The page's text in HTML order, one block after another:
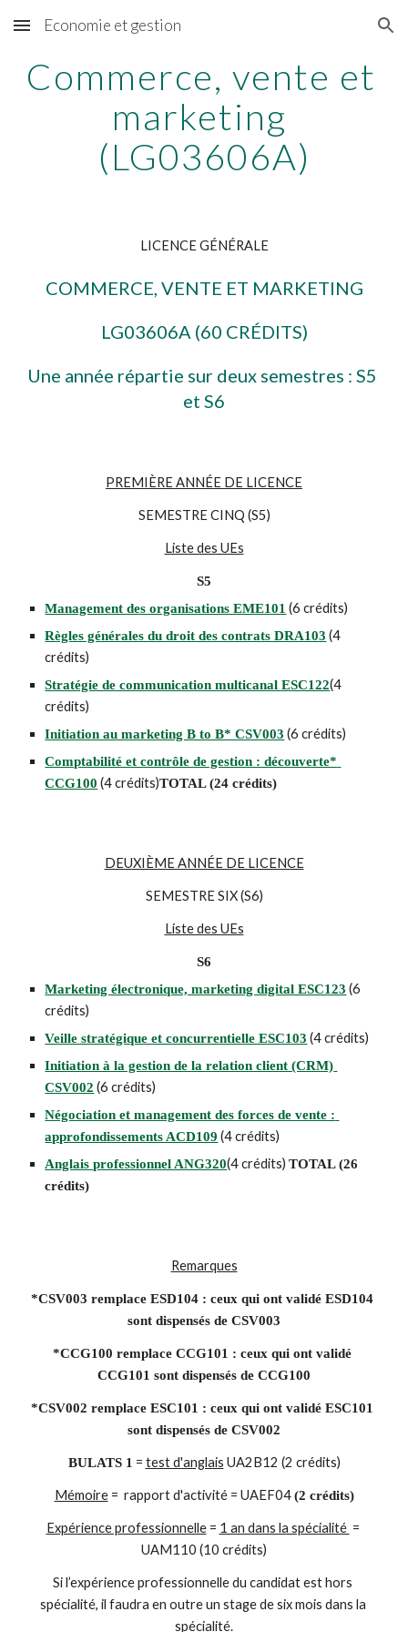
Skip to main content Skip to navigation
Economie et gestion
Commerce, vente et
marketing
(LG03606A)
LICENCE GÉNÉRALE
COMMERCE, VENTE ET MARKETING
LG03606A (60 CRÉDITS)
Une année répartie sur deux semestres : S5
et S6
PREMIÈRE ANNÉE DE LICENCE
SEMESTRE CINQ (S5)
Liste des UEs
S5
Management des organisations EME101 (6 crédits)
Règles générales du droit des contrats DRA103 (4
crédits)
Stratégie de communication multicanal ESC122(4
crédits)
Initiation au marketing B to B* CSV003 (6 crédits)
Comptabilité et contrôle de gestion : découverte*
CCG100 (4 crédits)TOTAL (24 crédits)
DEUXIÈME ANNÉE DE LICENCE
SEMESTRE SIX (S6)
Liste des UEs
S6
Marketing électronique, marketing digital ESC123 (6
crédits)
Veille stratégique et concurrentielle ESC103 (4 crédits)
Initiation à la gestion de la relation client (CRM)
CSV002 (6 crédits)
Négociation et management des forces de vente :
approfondissements ACD109 (4 crédits)
Anglais professionnel ANG320(4 crédits) TOTAL (26
crédits)
Remarques
*CSV003 remplace ESD104 : ceux qui ont validé ESD104
sont dispensés de CSV003
*CCG100 remplace CCG101 : ceux qui ont validé
CCG101 sont dispensés de CCG100
*CSV002 remplace ESC101 : ceux qui ont validé ESC101
sont dispensés de CSV002
BULATS 1 = test d'anglais UA2B12 (2 crédits)
Mémoire =  rapport d'activité = UAEF04 (2 crédits)
Expérience professionnelle = 1 an dans la spécialité =
UAM110 (10 crédits)
Si l’expérience professionnelle du candidat est hors
spécialité, il faudra en outre un stage de six mois dans la
spécialité.